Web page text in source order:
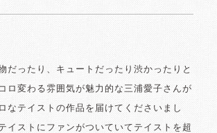
だったり、キュートだったり渋かったりと
ロ変わる雰囲気が魅力的な三浦愛子さんが
なテイストの作品を届けてくださいまし
イストにファンがついていてテイストを超